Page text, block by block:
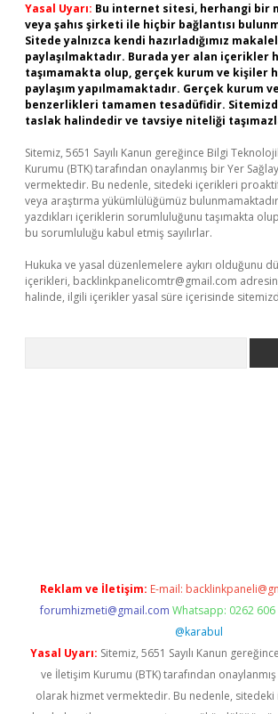
Yasal Uyarı: Bu internet sitesi, herhangi bir
veya şahıs şirketi ile hiçbir bağlantısı
Sitede yalnızca kendi hazırladığımız
paylaşılmaktadır. Burada yer alan içerikler
taşımamakta olup, gerçek kurum ve kişiler
paylaşım yapılmamaktadır. Gerçek kurum
benzerlikleri tamamen tesadüfidir.
taslak halindedir ve tavsiye niteliği
Sitemiz, 5651 Sayılı Kanun gereğince Bilgi
Kurumu (BTK) tarafından onaylanmış bir Yer
vermektedir. Bu nedenle, sitedeki içerikleri
veya araştırma yükümlülüğümüz
yazdıkları içeriklerin sorumluluğunu taşımakta
bu sorumluluğu kabul etmiş sayılırlar.
Hukuka ve yasal düzenlemelere aykırı olduğunu
içerikleri, backlinkpanelicomtr@gmail.com
halinde, ilgili içerikler yasal süre içerisinde
Reklam ve İletişim: E-mail:
forumhizmeti@gmail.com Whatsapp: 0262 606
@karabul
Yasal Uyarı: Sitemiz, 5651 Sayılı Kanun
ve İletişim Kurumu (BTK) tarafından onaylanmış
olarak hizmet vermektedir. Bu nedenle,